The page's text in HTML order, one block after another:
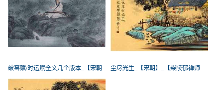
破窑赋/时运赋全文几个版本_【宋朝 尘尽光生_【宋朝】_【柴陵郁禅师